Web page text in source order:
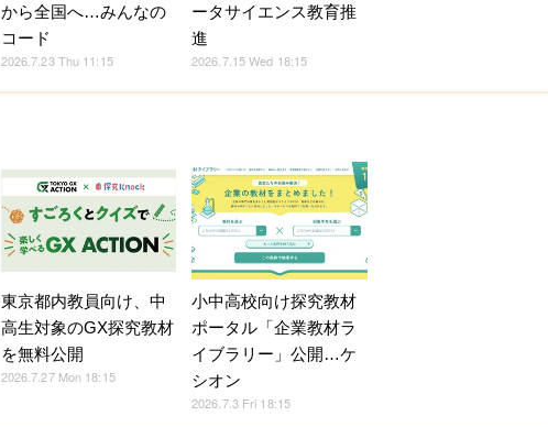
から全国へ…みんなの
コード
2026.7.23 Thu 11:15
ータサイエンス教育推
進
2026.7.15 Wed 18:15
東京都内教員向け、中
高生対象のGX探究教材
を無料公開
2026.7.27 Mon 18:15
小中高校向け探究教材
ポータル「企業教材ラ
イブラリー」公開…ケ
シオン
2026.7.3 Fri 18:15